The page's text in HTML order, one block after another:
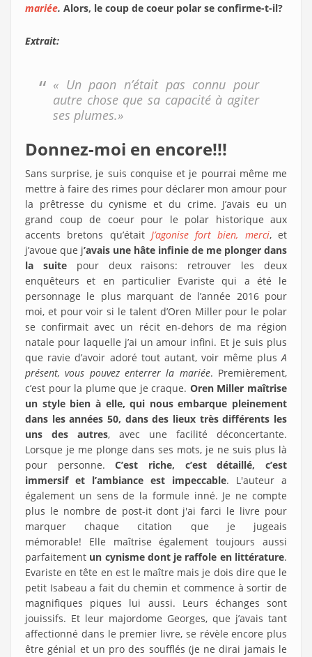
mariée. Alors, le coup de coeur polar se confirme-t-il?
Extrait:
« Un paon n’était pas connu pour
autre chose que sa capacité à agiter
ses plumes.»
Donnez-moi en encore!!!
Sans surprise, je suis conquise et je pourrai même me
mettre à faire des rimes pour déclarer mon amour pour
la prêtresse du cynisme et du crime. J’avais eu un
grand coup de coeur pour le polar historique aux
accents bretons qu’était J’agonise fort bien, merci, et
j’avoue que j’avais une hâte infinie de me plonger dans
la suitepour deux raisons: retrouver les deux
enquêteurs et en particulier Evariste qui a été le
personnage le plus marquant de l’année 2016 pour
moi, et pour voir si le talent d’Oren Miller pour le polar
se confirmait avec un récit en-dehors de ma région
natale pour laquelle j’ai un amour infini. Et je suis plus
que ravie d’avoir adoré tout autant, voir même plusA
présent, vous pouvez enterrer la mariée. Premièrement,
c’est pour la plume que je craque. Oren Miller maîtrise
un style bien à elle, qui nous embarque pleinement
dans les années 50, dans des lieux très différents les
uns des autres, avec une facilité déconcertante.
Lorsque je me plonge dans ses mots, je ne suis plus là
pour personne.C’est riche, c’est détaillé, c’est
immersif et l’ambiance est impeccable. L'auteur a
également un sens de la formule inné. Je ne compte
plus le nombre de post-it dont j'ai farci le livre pour
marquer chaque citation que je jugeais
mémorable! Elle maîtrise également toujours aussi
parfaitement un cynisme dont je raffole en littérature.
Evariste en tête en est le maître mais je dois dire que le
petit Isabeau a fait du chemin et commence à sortir de
magnifiques piques lui aussi. Leurs échanges sont
jouissifs. Et leur majordome Georges, que j’avais tant
affectionné dans le premier livre, se révèle encore plus
être génial et un pro des soufflés (je ne dirai jamais le